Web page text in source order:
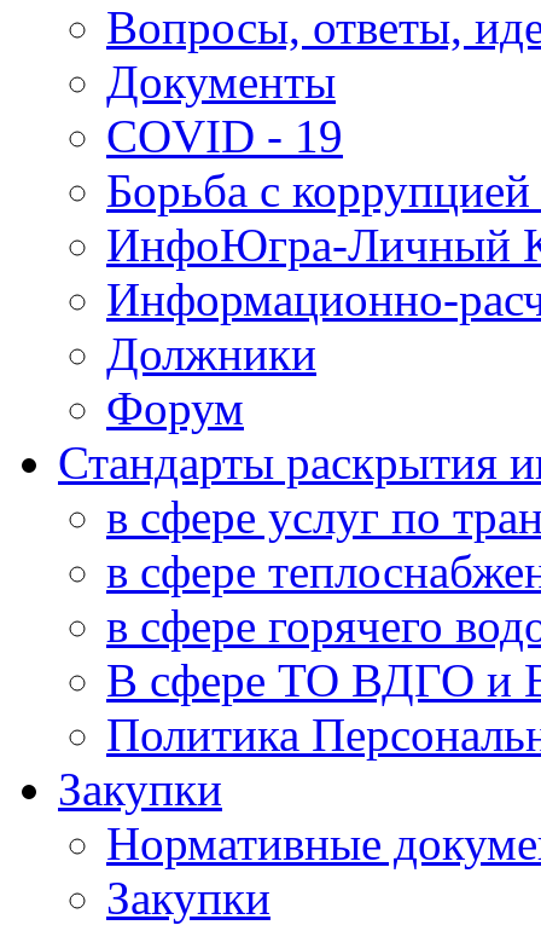
Вопросы, ответы,
Документы
COVID - 19
Борьба с
ИнфоЮгра-Личный
Информационно-
Должники
Форум
Стандарты раскрытия
в сфере услуг по
в сфере
в сфере горячего
В сфере ТО ВДГО и
Политика
Закупки
Нормативные
Закупки